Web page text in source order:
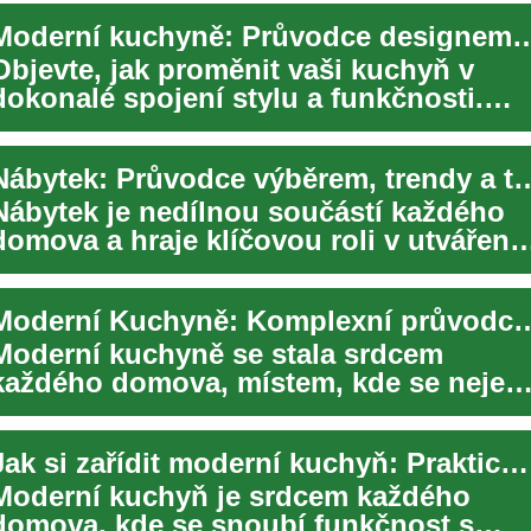
Moderní kuchyně:
jak proměnit vaši kuchyň v
spojení stylu a funkčnosti.
komplexní průvodce vám ukáže, jak
Nábytek: Průvodce
je nedílnou součástí každého
a hraje klíčovou roli v utváření
a funkčnosti našich
Moderní Kuchyně: Komplexní
kuchyně se stala srdcem
domova, místem, kde se nejen
ale také žije, pracuje a tráví čas s
Jak si zařídit moderní kuchyň: Praktický průvodce designem a vybavením
kuchyň je srdcem každého